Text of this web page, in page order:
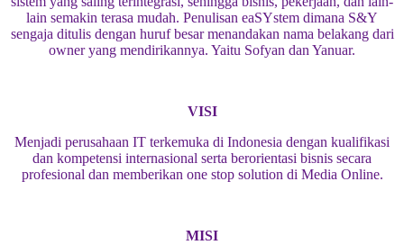
lain semakin terasa mudah. Penulisan eaSYstem dimana S&Y
sengaja ditulis dengan huruf besar menandakan nama belakang dari
owner yang mendirikannya. Yaitu Sofyan dan Yanuar.
VISI
Menjadi perusahaan IT terkemuka di Indonesia dengan kualifikasi
dan kompetensi internasional serta berorientasi bisnis secara
profesional dan memberikan one stop solution di Media Online.
MISI